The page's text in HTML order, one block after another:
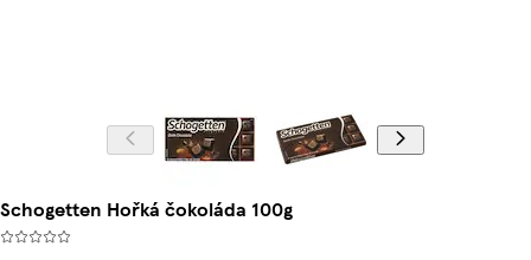
Schogetten Hořká čokoláda 100g